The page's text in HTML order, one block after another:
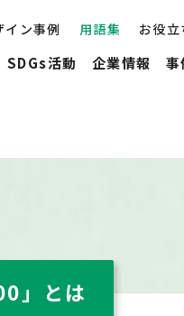
イン事例 用語集 お役
SDGs活動 企業情報 事
」とは